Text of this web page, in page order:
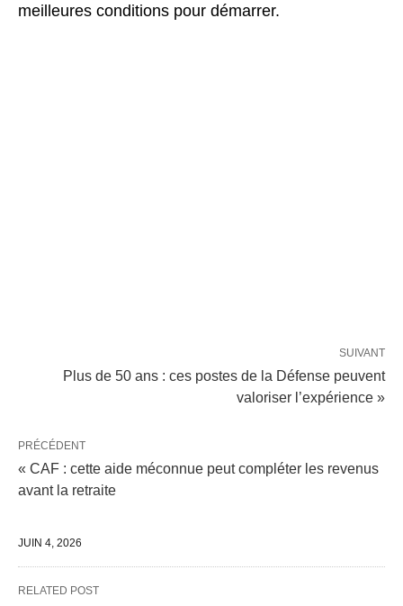
meilleures conditions pour démarrer.
SUIVANT
Plus de 50 ans : ces postes de la Défense peuvent
valoriser l’expérience »
PRÉCÉDENT
« CAF : cette aide méconnue peut compléter les revenus
avant la retraite
JUIN 4, 2026
RELATED POST